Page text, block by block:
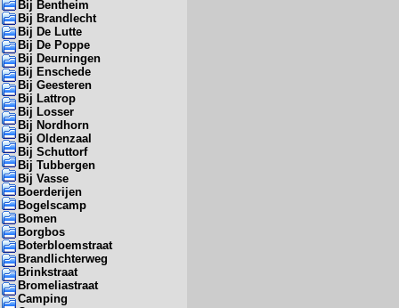
Bij Bentheim
Bij Brandlecht
Bij De Lutte
Bij De Poppe
Bij Deurningen
Bij Enschede
Bij Geesteren
Bij Lattrop
Bij Losser
Bij Nordhorn
Bij Oldenzaal
Bij Schuttorf
Bij Tubbergen
Bij Vasse
Boerderijen
Bogelscamp
Bomen
Borgbos
Boterbloemstraat
Brandlichterweg
Brinkstraat
Bromeliastraat
Camping